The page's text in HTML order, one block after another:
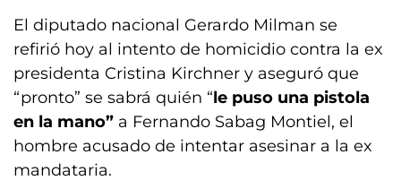
El diputado nacional Gerardo Milman se
refirió hoy al intento de homicidio contra la ex
presidenta Cristina Kirchner y aseguró que
“pronto” se sabrá quién “le puso una pistola
en la mano” a Fernando Sabag Montiel, el
hombre acusado de intentar asesinar a la ex
mandataria.